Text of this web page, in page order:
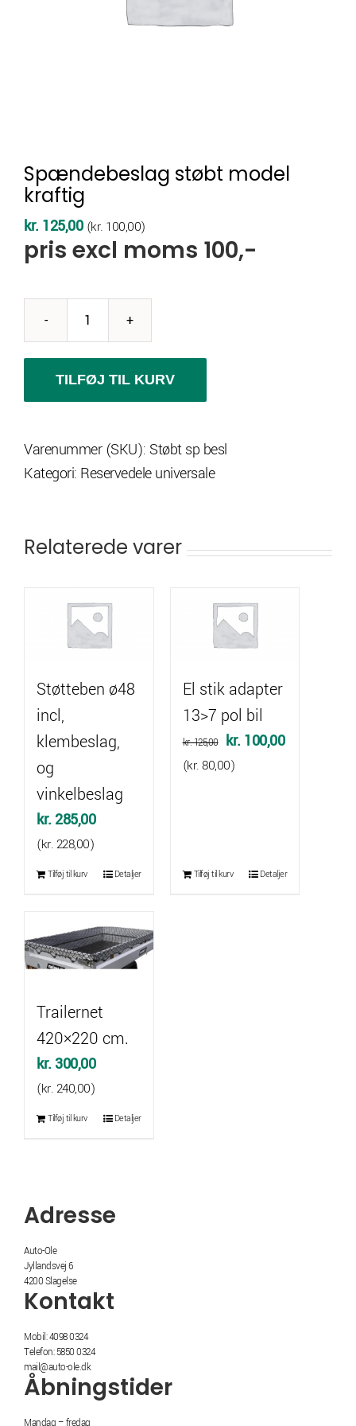
Spændebeslag støbt model
kraftig
kr. 125,00 (kr. 100,00)
pris excl moms 100,-
Spændebeslag
støbt
model
kraftig
TILFØJ TIL KURV
Varenummer (SKU): Støbt sp besl
Kategori: Reservedele universale
Relaterede varer
Støtteben ø48
incl,
klembeslag,
og
vinkelbeslag
kr.285,00
(kr. 228,00)
Tilføj til kurv Detaljer
El stik adapter
13>7 pol bil
kr.125,00
Den
oprindelige
kr. 100,00Den
(kr.80,00)
Tilføj til kurv Detaljer
Trailernet
420×220 cm.
kr. 300,00
(kr. 240,00)
Tilføj til kurv Detaljer
Adresse
Auto-Ole
Jyllandsvej 6
4200 Slagelse
Kontakt
Mobil: 4098 0324
Telefon: 5850 0324
mail@auto-ole.dk
Åbningstider